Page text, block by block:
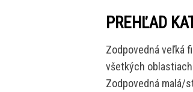
PREHĽAD
Zodpovedná veľká
všetkých
Zodpovedná malá/